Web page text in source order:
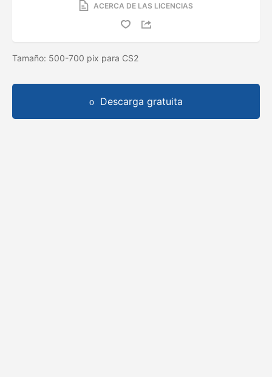
ACERCA DE LAS LICENCIAS
Tamaño: 500-700 pix para CS2
Descarga gratuita